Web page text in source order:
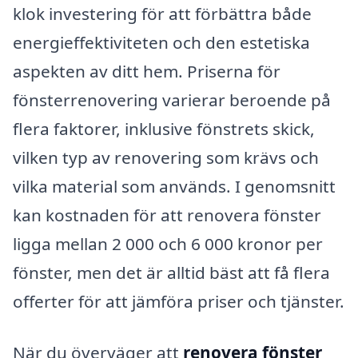
klok investering för att förbättra både
energi­effektiviteten och den estetiska
aspekten av ditt hem. Priserna för
fönster­renovering varierar beroende på
flera faktorer, inklusive fönstrets skick,
vilken typ av renovering som krävs och
vilka material som används. I genomsnitt
kan kostnaden för att renovera fönster
ligga mellan 2 000 och 6 000 kronor per
fönster, men det är alltid bäst att få flera
offerter för att jämföra priser och tjänster.
När du överväger att renovera fönster